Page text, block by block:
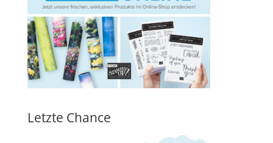
Letzte Chance